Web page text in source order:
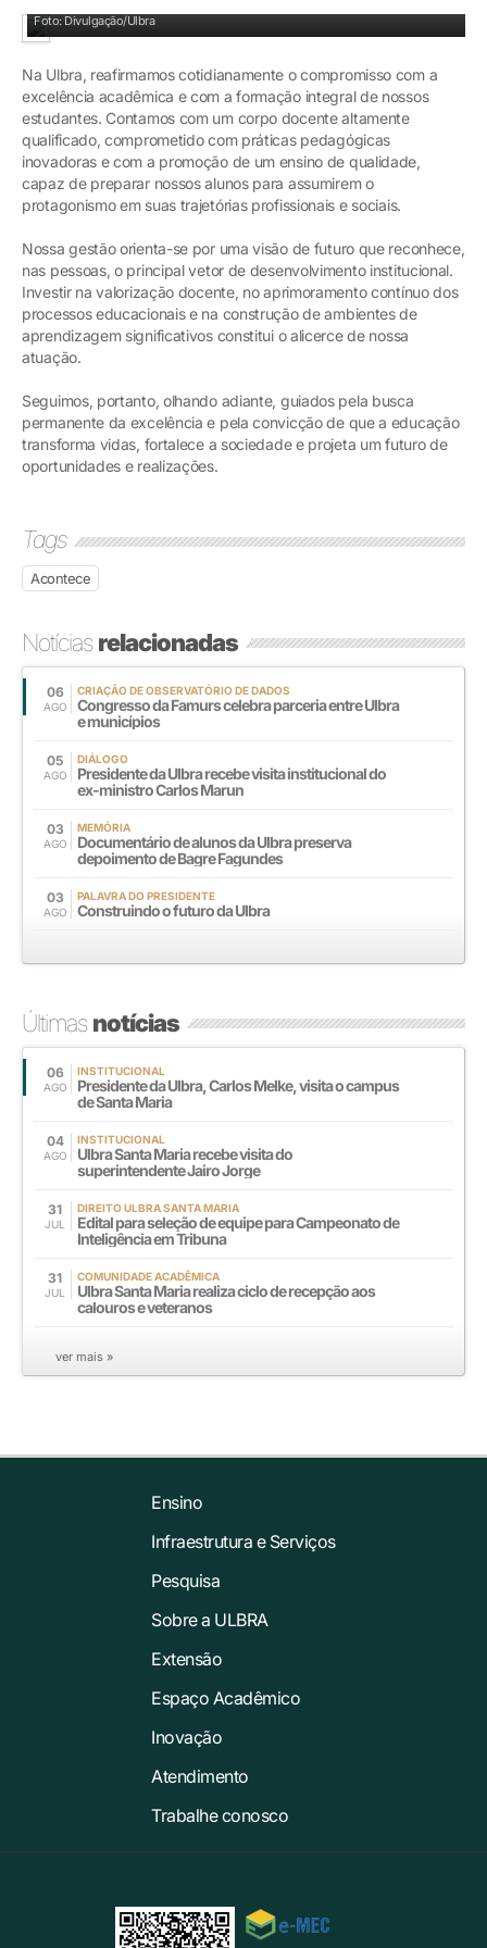
Foto: Divulgação/Ulbra
Na Ulbra, reafirmamos cotidianamente o compromisso com a
excelência acadêmica e com a formação integral de nossos
estudantes. Contamos com um corpo docente altamente
qualificado, comprometido com práticas pedagógicas
inovadoras e com a promoção de um ensino de qualidade,
capaz de preparar nossos alunos para assumirem o
protagonismo em suas trajetórias profissionais e sociais.
Nossa gestão orienta-se por uma visão de futuro que reconhece,
nas pessoas, o principal vetor de desenvolvimento institucional.
Investir na valorização docente, no aprimoramento contínuo dos
processos educacionais e na construção de ambientes de
aprendizagem significativos constitui o alicerce de nossa
atuação.
Seguimos, portanto, olhando adiante, guiados pela busca
permanente da excelência e pela convicção de que a educação
transforma vidas, fortalece a sociedade e projeta um futuro de
oportunidades e realizações.
Tags
Acontece
Notíciasrelacionadas
06
AGO
CRIAÇÃO DE OBSERVATÓRIO DE DADOS
Congresso da Famurs celebra parceria entre Ulbra
e municípios
05
AGO
DIÁLOGO
Presidente da Ulbra recebe visita institucional do
ex-ministro Carlos Marun
03
AGO
MEMÓRIA
Documentário de alunos da Ulbra preserva
depoimento de Bagre Fagundes
03
AGO
PALAVRA DO PRESIDENTE
Construindo o futuro da Ulbra
Últimasnotícias
06
AGO
INSTITUCIONAL
Presidente da Ulbra, Carlos Melke, visita o campus
de Santa Maria
04
AGO
INSTITUCIONAL
Ulbra Santa Maria recebe visita do
superintendente Jairo Jorge
31
JUL
DIREITO ULBRA SANTA MARIA
Edital para seleção de equipe para Campeonato de
Inteligência em Tribuna
31
JUL
COMUNIDADE ACADÊMICA
Ulbra Santa Maria realiza ciclo de recepção aos
calouros e veteranos
ver mais »
Ensino
Infraestrutura e Serviços
Pesquisa
Sobre a ULBRA
Extensão
Espaço Acadêmico
Inovação
Atendimento
Trabalhe conosco